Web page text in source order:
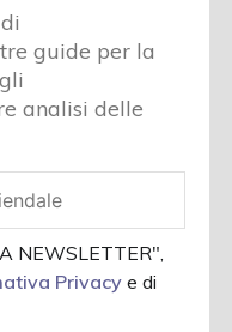
guide per la
analisi delle
NEWSLETTER",
Privacye di